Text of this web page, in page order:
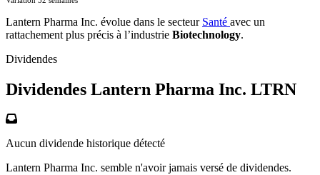
Lantern Pharma Inc. évolue dans le secteur Santé avec un
rattachement plus précis à l’industrie Biotechnology.
Dividendes
Dividendes Lantern Pharma Inc. LTRN
Aucun dividende historique détecté
Lantern Pharma Inc. semble n'avoir jamais versé de dividendes.